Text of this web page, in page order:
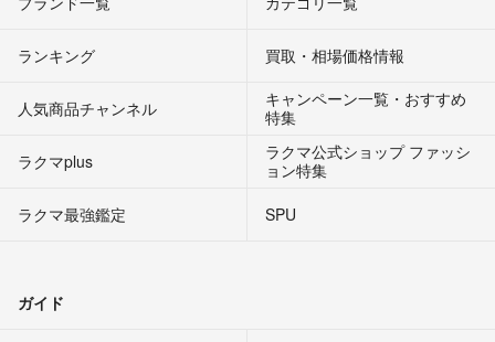
ランキング 買取・相場価格情報
人気商品チャンネル
キャンペーン一覧・おすすめ
特集
ラクマplus
ラクマ公式ショップ ファッシ
ョン特集
ラクマ最強鑑定
SPU
ガイド